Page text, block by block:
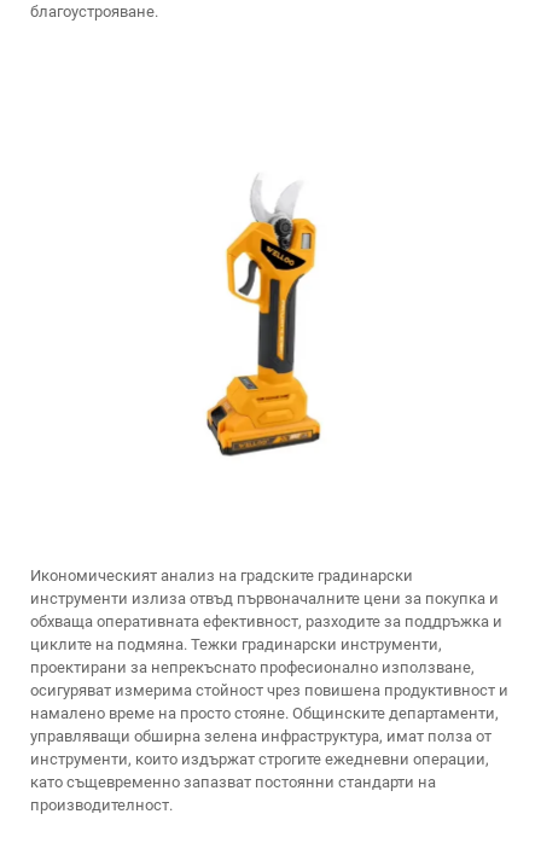
благоустрояване.
Икономическият анализ на градските градинарски
инструменти излиза отвъд първоначалните цени за покупка и
обхваща оперативната ефективност, разходите за поддръжка и
циклите на подмяна. Тежки градинарски инструменти,
проектирани за непрекъснато професионално използване,
осигуряват измерима стойност чрез повишена продуктивност и
намалено време на просто стояне. Общинските департаменти,
управляващи обширна зелена инфраструктура, имат полза от
инструменти, които издържат строгите ежедневни операции,
като същевременно запазват постоянни стандарти на
производителност.